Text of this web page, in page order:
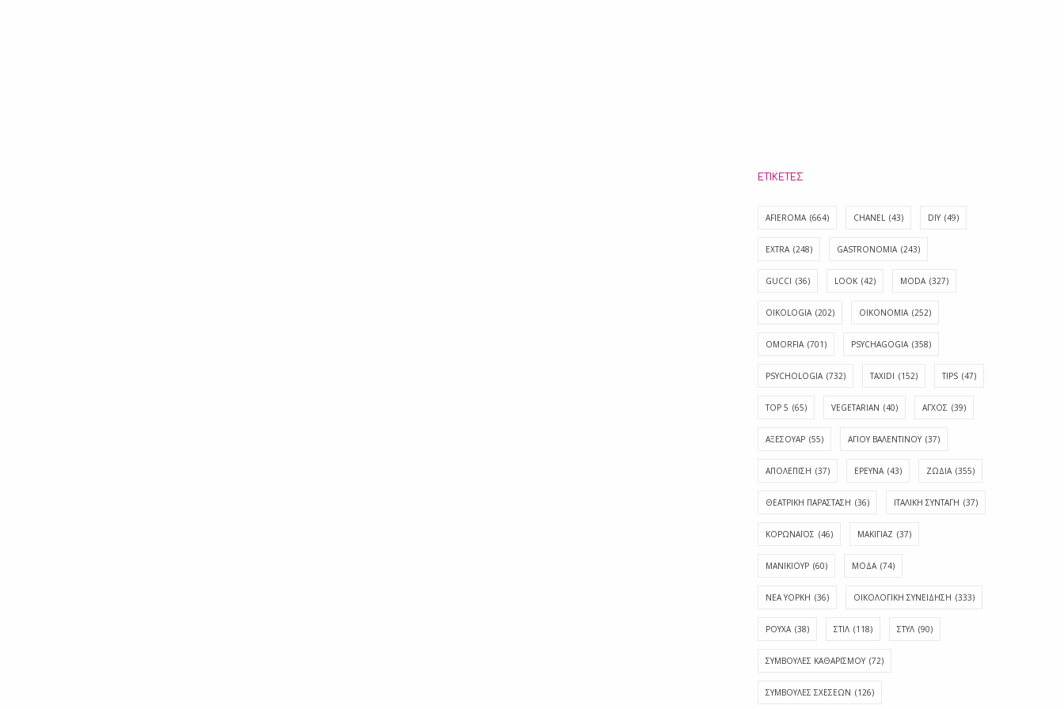
ΕΤΙΚΈΤΕΣ
AFIEROMA (664) CHANEL (43) DIY (49)
EXTRA (248) GASTRONOMIA (243)
GUCCI (36) LOOK (42) MODA (327)
OIKOLOGIA (202) OIKONOMIA (252)
OMORFIA (701) PSYCHAGOGIA (358)
PSYCHOLOGIA (732) TAXIDI (152) TIPS (47)
TOP 5 (65) VEGETARIAN (40) ΑΓΧΟΣ (39)
ΑΞΕΣΟΥΑΡ (55) ΑΓΊΟΥ ΒΑΛΕΝΤΊΝΟΥ (37)
ΑΠΟΛΈΠΙΣΗ (37) ΕΡΕΥΝΑ (43) ΖΩΔΙΑ (355)
ΘΕΑΤΡΙΚΗ ΠΑΡΑΣΤΑΣΗ (36) ΙΤΑΛΙΚΗ ΣΥΝΤΑΓΗ (37)
ΚΟΡΩΝΑΪΟΣ (46) ΜΑΚΙΓΙΑΖ (37)
ΜΑΝΙΚΙΟΥΡ (60) ΜΟΔΑ (74)
ΝΕΑ ΥΟΡΚΗ (36) ΟΙΚΟΛΟΓΙΚΗ ΣΥΝΕΙΔΗΣΗ (333)
ΡΟΥΧΑ (38) ΣΤΙΛ (118) ΣΤΥΛ (90)
ΣΥΜΒΟΥΛΕΣ ΚΑΘΑΡΙΣΜΟΥ (72)
ΣΥΜΒΟΥΛΕΣ ΣΧΕΣΕΩΝ (126)